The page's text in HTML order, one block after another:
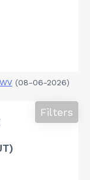
(08-06-2026)
Filters